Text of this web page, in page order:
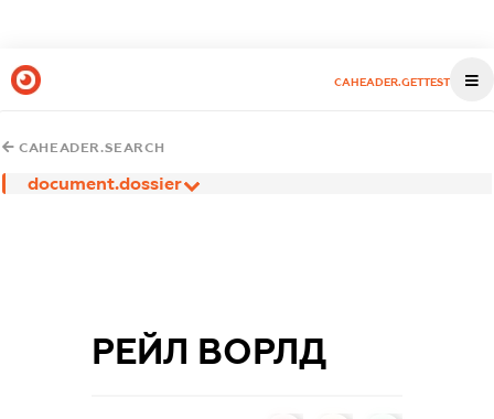
CAHEADER.GETTEST
CAHEADER.SEARCH
document.dossier
РЕЙЛ ВОРЛД